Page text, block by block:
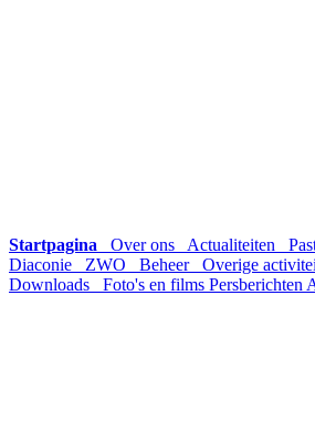
Startpagina Over ons Actualiteiten
Diaconie
ZWO Beheer
Overige
Downloads
Foto's en films Persberichten